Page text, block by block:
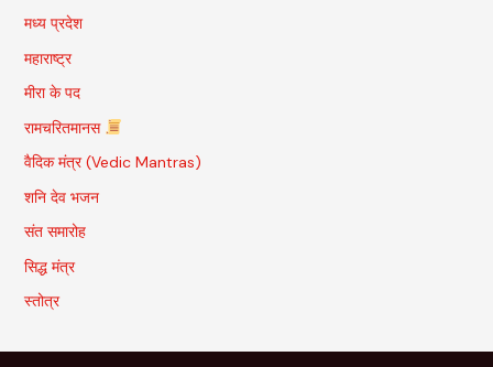
मध्य प्रदेश
महाराष्ट्र
मीरा के पद
रामचरितमानस
वैदिक मंत्र (Vedic Mantras)
शनि देव भजन
संत समारोह
सिद्ध मंत्र
स्तोत्र